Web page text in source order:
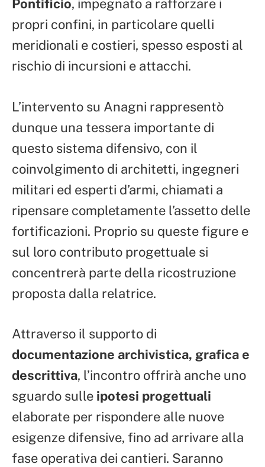
Pontificio, impegnato a rafforzare i
propri confini, in particolare quelli
meridionali e costieri, spesso esposti al
rischio di incursioni e attacchi.
L’intervento su Anagni rappresentò
dunque una tessera importante di
questo sistema difensivo, con il
coinvolgimento di architetti, ingegneri
militari ed esperti d’armi, chiamati a
ripensare completamente l’assetto delle
fortificazioni. Proprio su queste figure e
sul loro contributo progettuale si
concentrerà parte della ricostruzione
proposta dalla relatrice.
Attraverso il supporto di
documentazione archivistica, grafica e
descrittiva, l’incontro offrirà anche uno
sguardo sulle ipotesi progettuali
elaborate per rispondere alle nuove
esigenze difensive, fino ad arrivare alla
fase operativa dei cantieri. Saranno